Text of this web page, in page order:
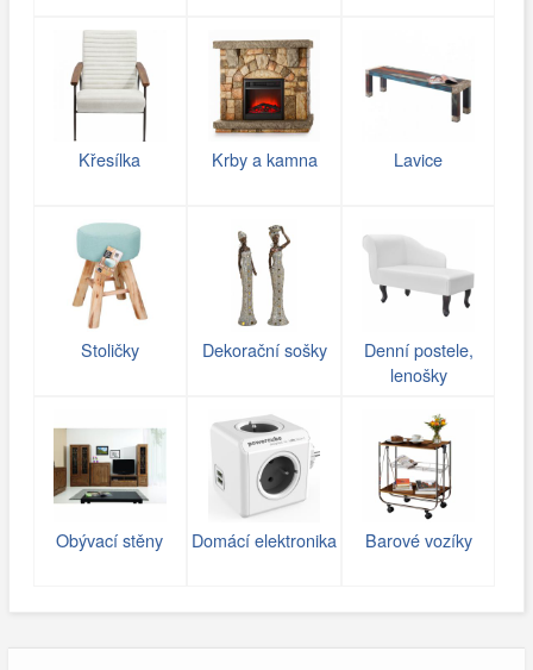
Křesílka Krby a kamna Lavice
Stoličky Dekorační sošky
Denní postele,
lenošky
Obývací stěny Domácí elektronika Barové vozíky